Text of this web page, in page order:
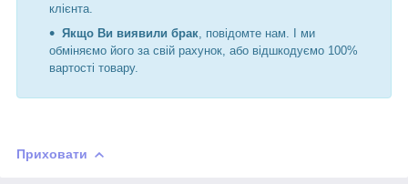
клієнта.
Якщо Ви виявили брак , повідомте нам. І ми
обміняємо його за свій рахунок, або відшкодуємо 100%
вартості товару.
Приховати